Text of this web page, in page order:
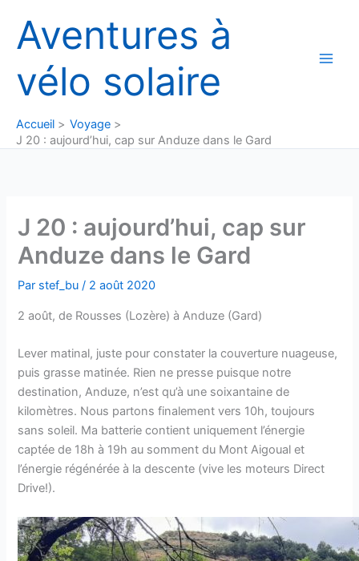
contenu
Aventures à
vélo solaire
Accueil
Voyage
J 20 : aujourd’hui, cap sur Anduze dans le Gard
J 20 : aujourd’hui, cap sur
Anduze dans le Gard
Par stef_bu/ 2 août 2020
2 août, de Rousses (Lozère) à Anduze (Gard)
Lever matinal, juste pour constater la couverture nuageuse,
puis grasse matinée. Rien ne presse puisque notre
destination, Anduze, n’est qu’à une soixantaine de
kilomètres. Nous partons finalement vers 10h, toujours
sans soleil. Ma batterie contient uniquement l’énergie
captée de 18h à 19h au somment du Mont Aigoual et
l’énergie régénérée à la descente (vive les moteurs Direct
Drive!).